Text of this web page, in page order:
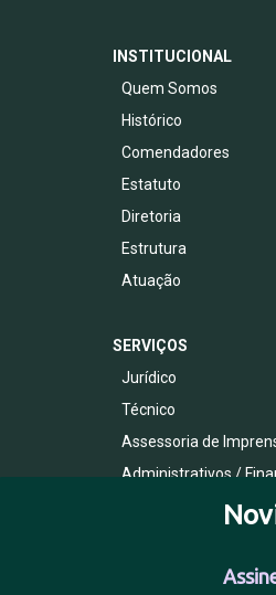
INSTITUCIONAL
Quem Somos
Histórico
Comendadores
Estatuto
Diretoria
Estrutura
Atuação
SERVIÇOS
Jurídico
Técnico
Assessoria de
Administrativos /
Benefícios ao